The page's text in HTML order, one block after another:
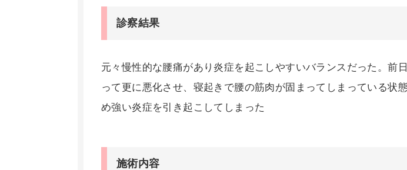
診察結果
元々慢性的な腰痛があり炎症を起こしやすいバランスだった。前
って更に悪化させ、寝起きで腰の筋肉が固まってしまっている状
め強い炎症を引き起こしてしまった
施術内容